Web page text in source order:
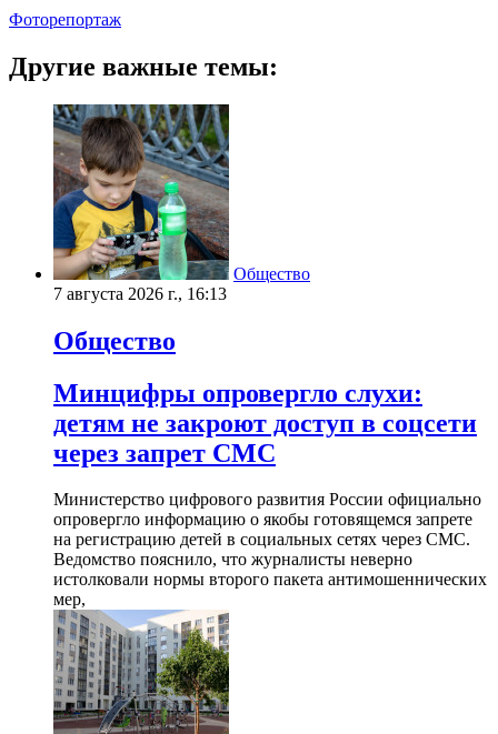
Фоторепортаж
Другие важные темы:
Общество
7 августа 2026 г., 16:13
Общество
Минцифры опровергло слухи:
детям не закроют доступ в соцсети
через запрет СМС
Министерство цифрового развития России официально
опровергло информацию о якобы готовящемся запрете
на регистрацию детей в социальных сетях через СМС.
Ведомство пояснило, что журналисты неверно
истолковали нормы второго пакета антимошеннических
мер,